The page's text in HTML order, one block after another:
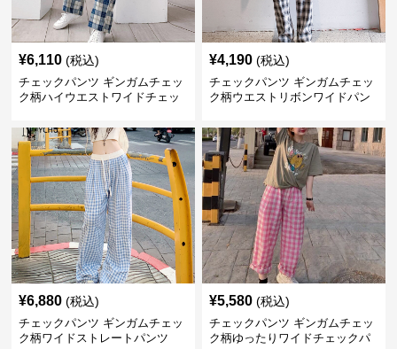
¥6,110 (税込)
チェックパンツ ギンガムチェッ
ク柄ハイウエストワイドチェッ
¥4,190 (税込)
チェックパンツ ギンガムチェッ
ク柄ウエストリボンワイドパン
¥6,880 (税込)
チェックパンツ ギンガムチェッ
ク柄ワイドストレートパンツ
¥5,580 (税込)
チェックパンツ ギンガムチェッ
ク柄ゆったりワイドチェックパ